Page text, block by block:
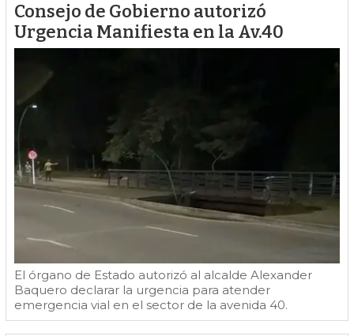
Consejo de Gobierno autorizó
Urgencia Manifiesta en la Av.40
El órgano de Estado autorizó al alcalde Alexander
Baquero declarar la urgencia para atender
emergencia vial en el sector de la avenida 40.